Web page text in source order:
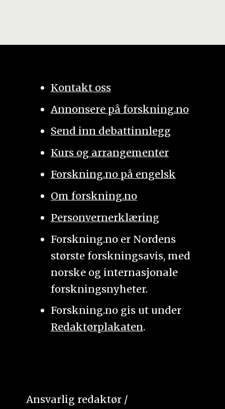
Kontakt oss
Annonsere på forskning.no
Send inn debattinnlegg
Kurs og arrangementer
Forskning.no på engelsk
Om forskning.no
Personvernerklæring
Forskning.no er Nordens
største forskningsavis, med
norske og internasjonale
forskningsnyheter.
Forskning.no gis ut under
Redaktørplakaten.
Ansvarlig redaktør /